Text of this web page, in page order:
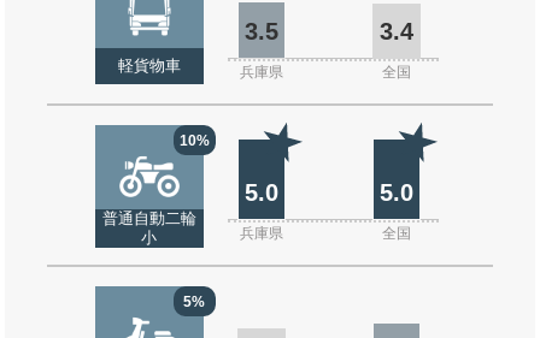
軽貨物車
3.5 3.4
兵庫県 全国
10%
普通自動二輪
小
5.0 5.0
兵庫県 全国
5%